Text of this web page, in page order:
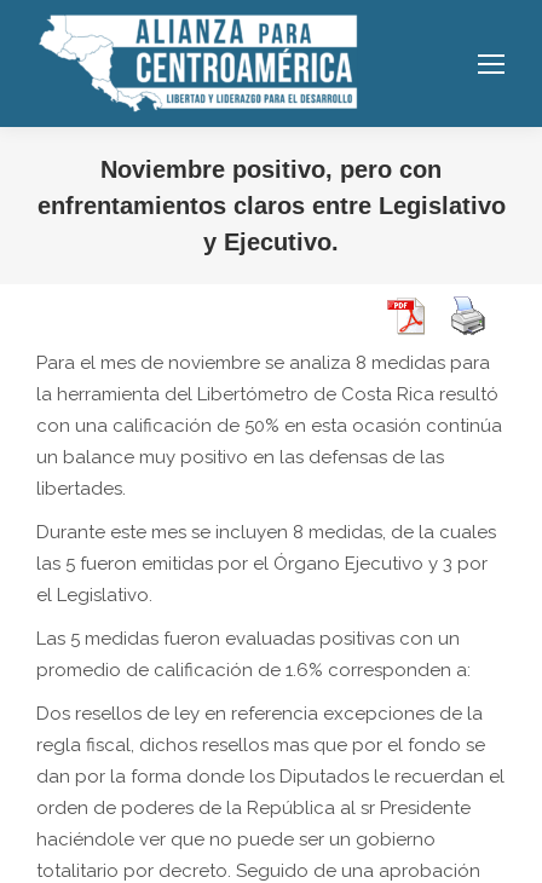
Noviembre positivo, pero con
enfrentamientos claros entre Legislativo
y Ejecutivo.
Para el mes de noviembre se analiza 8 medidas para
la herramienta del Libertómetro de Costa Rica resultó
con una calificación de 50% en esta ocasión continúa
un balance muy positivo en las defensas de las
libertades.
Durante este mes se incluyen 8 medidas, de la cuales
las 5 fueron emitidas por el Órgano Ejecutivo y 3 por
el Legislativo.
Las 5 medidas fueron evaluadas positivas con un
promedio de calificación de 1.6% corresponden a:
Dos resellos de ley en referencia excepciones de la
regla fiscal, dichos resellos mas que por el fondo se
dan por la forma donde los Diputados le recuerdan el
orden de poderes de la República al sr Presidente
haciéndole ver que no puede ser un gobierno
totalitario por decreto. Seguido de una aprobación